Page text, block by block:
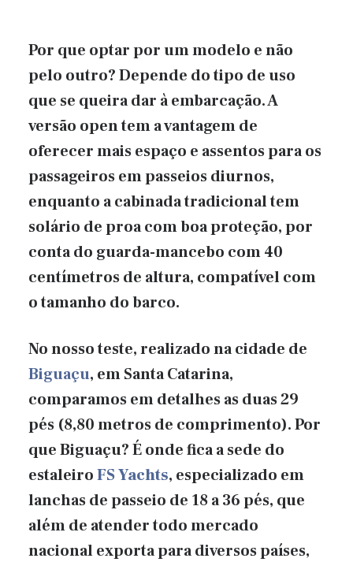
Por que optar por um modelo e não
pelo outro? Depende do tipo de uso
que se queira dar à embarcação. A
versão open tem a vantagem de
oferecer mais espaço e assentos para os
passageiros em passeios diurnos,
enquanto a cabinada tradicional tem
solário de proa com boa proteção, por
conta do guarda-mancebo com 40
centímetros de altura, compatível com
o tamanho do barco.
No nosso teste, realizado na cidade de
Biguaçu, em Santa Catarina,
comparamos em detalhes as duas 29
pés (8,80 metros de comprimento). Por
que Biguaçu? É onde fica a sede do
estaleiroFS Yachts, especializado em
lanchas de passeio de 18 a 36 pés, que
além de atender todo mercado
nacional exporta para diversos países,